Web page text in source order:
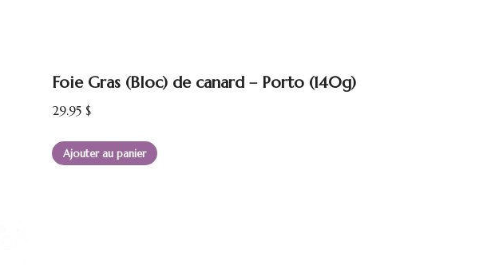
Foie Gras (Bloc) de canard – Porto (140g)
29.95 $
Ajouter au panier